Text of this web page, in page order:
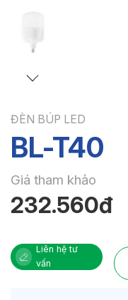
ĐÈN BÚP LED
BL-T40
Giá tham khảo
232.560đ
Liên hệ tư
vấn